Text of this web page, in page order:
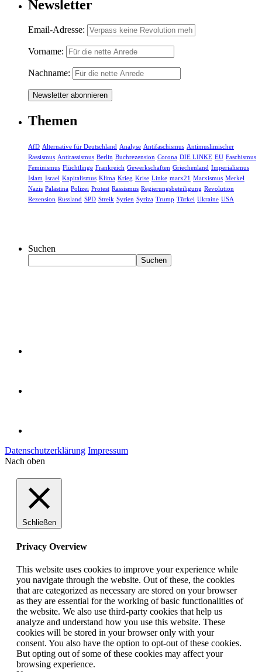
Newsletter
Email-Adresse:
Vorname:
Nachname:
Themen
AfD Alternative für Deutschland Analyse Antifaschismus Antimuslimischer
Rassismus Antirassismus Berlin Buchrezension Corona DIE LINKE EU Faschismus
Feminismus Flüchtlinge Frankreich Gewerkschaften Griechenland Imperialismus
Islam Israel Kapitalismus Klima Krieg Krise Linke marx21 Marxismus Merkel
Nazis Palästina Polizei Protest Rassismus Regierungsbeteiligung Revolution
Rezension Russland SPD Streik Syrien Syriza Trump Türkei Ukraine USA
Suchen
Suchen
Datenschutzerklärung Impressum
Nach oben
Schließen
Privacy Overview
This website uses cookies to improve your experience while
you navigate through the website. Out of these, the cookies
that are categorized as necessary are stored on your browser
as they are essential for the working of basic functionalities of
the website. We also use third-party cookies that help us
analyze and understand how you use this website. These
cookies will be stored in your browser only with your
consent. You also have the option to opt-out of these cookies.
But opting out of some of these cookies may affect your
browsing experience.